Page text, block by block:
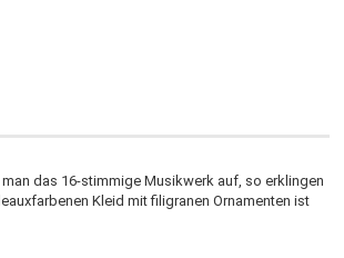
das 16-stimmige Musikwerk auf, so erklingen
Kleid mit filigranen Ornamenten ist